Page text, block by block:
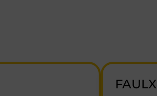
FAULX